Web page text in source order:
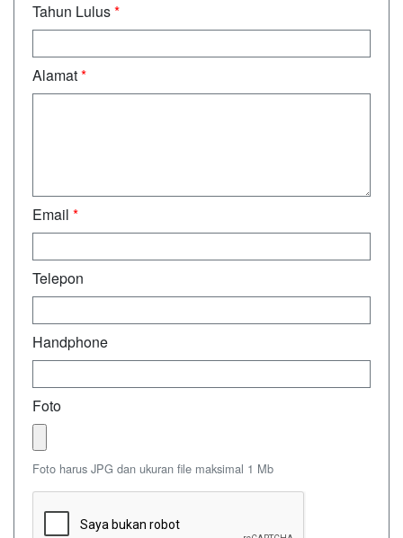
Tahun Lulus*
Alamat*
Email *
Telepon
Handphone
Foto
Foto harus JPG dan ukuran file maksimal 1 Mb